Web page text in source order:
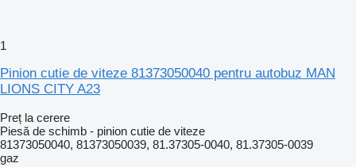
1
Pinion cutie de viteze 81373050040 pentru autobuz MAN
LIONS CITY A23
Preț la cerere
Piesă de schimb - pinion cutie de viteze
81373050040, 81373050039, 81.37305-0040, 81.37305-0039
gaz